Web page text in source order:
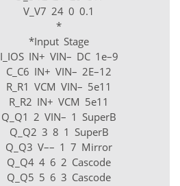
V_V7 24 0 0.1
*
*Input Stage
I_IOS IN+ VIN– DC 1e–9
C_C6 IN+ VIN– 2E–12
R_R1 VCM VIN– 5e11
R_R2 IN+ VCM 5e11
Q_Q1 2 VIN– 1 SuperB
Q_Q2 3 8 1 SuperB
Q_Q3 V–– 1 7 Mirror
Q_Q4 4 6 2 Cascode
Q_Q5 5 6 3 Cascode